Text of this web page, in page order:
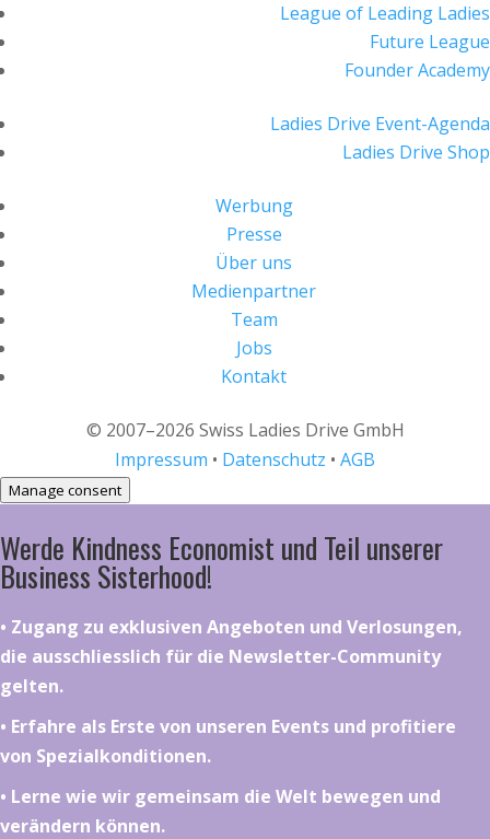
League of Leading Ladies
Future League
Founder Academy
Ladies Drive Event-Agenda
Ladies Drive Shop
Werbung
Presse
Über uns
Medienpartner
Team
Jobs
Kontakt
© 2007–2026 Swiss Ladies Drive GmbH
Impressum • Datenschutz • AGB
Manage consent
Werde Kindness Economist und Teil unserer
Business Sisterhood!
•⁠ ⁠⁠Zugang zu exklusiven Angeboten und Verlosungen,
die ausschliesslich für die Newsletter-Community
gelten.
•⁠ ⁠⁠Erfahre als Erste von unseren Events und profitiere
von Spezialkonditionen.
•⁠ ⁠⁠Lerne wie wir gemeinsam die Welt bewegen und
verändern können.